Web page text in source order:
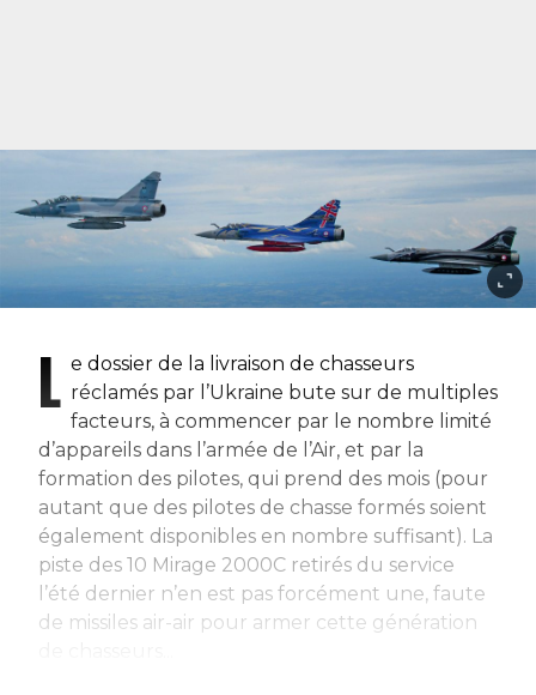
L e dossier de la livraison de chasseurs
réclamés par l’Ukraine bute sur de multiples
facteurs, à commencer par le nombre limité
d’appareils dans l’armée de l’Air, et par la
formation des pilotes, qui prend des mois (pour
autant que des pilotes de chasse formés soient
également disponibles en nombre suffisant). La
piste des 10 Mirage 2000C retirés du service
l’été dernier n’en est pas forcément une, faute
de missiles air-air pour armer cette génération